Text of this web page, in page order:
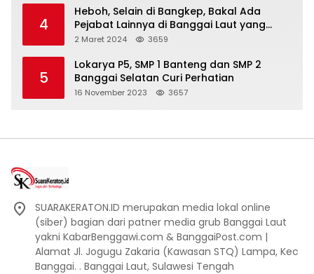
4
Heboh, Selain di Bangkep, Bakal Ada
Pejabat Lainnya di Banggai Laut yang
Bakal di Ciduk, Bagini Kata Kapolres!
2 Maret 2024 3659
5
Lokarya P5, SMP 1 Banteng dan SMP 2
Banggai Selatan Curi Perhatian
16 November 2023 3657
SUARAKERATON.ID merupakan media lokal online
(siber) bagian dari patner media grub Banggai Laut
yakni KabarBenggawi.com & BanggaiPost.com |
Alamat Jl. Jogugu Zakaria (Kawasan STQ) Lampa, Kec
Banggai. . Banggai Laut, Sulawesi Tengah